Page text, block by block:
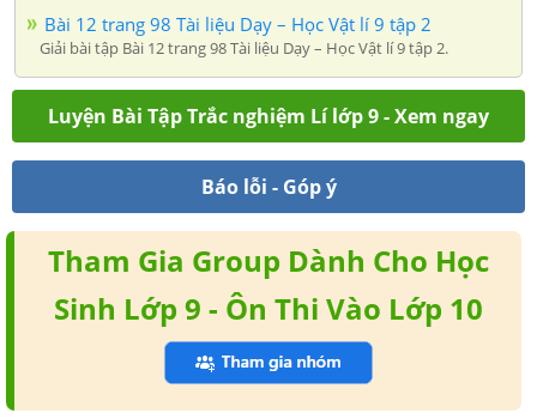
Bài 12 trang 98 Tài liệu Dạy – Học Vật lí 9 tập 2
Giải bài tập Bài 12 trang 98 Tài liệu Dạy – Học Vật lí 9 tập 2.
Luyện Bài Tập Trắc nghiệm Lí lớp 9 - Xem ngay
Báo lỗi - Góp ý
Tham Gia Group Dành Cho Học
Sinh Lớp 9 - Ôn Thi Vào Lớp 10